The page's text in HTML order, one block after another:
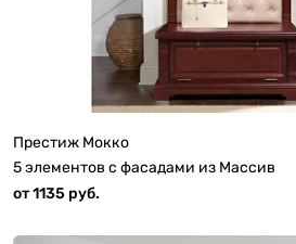
Престиж Мокко
5 элементов с фасадами из Массив
от 1135 руб.